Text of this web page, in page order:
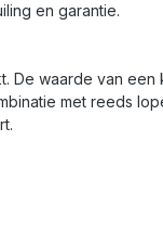
en garantie.
De waarde van een
met reeds